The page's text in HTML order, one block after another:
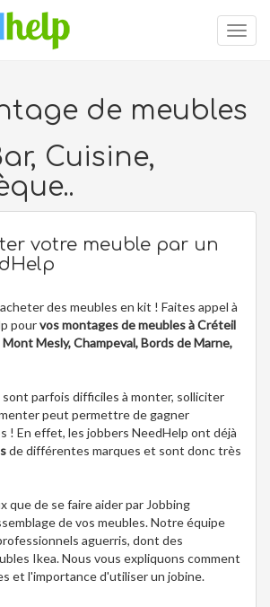
de meubles
Cuisine,
votre meuble par un
des meubles en kit ! Faites appel à
pourvos montages de meubles à Créteil
Mesly, Champeval, Bords de Marne,
parfois difficiles à monter, solliciter
peut permettre de gagner
! En effet, les jobbers NeedHelp ont déjà
de différentes marques et sont donc très
que de se faire aider par Jobbing
de vos meubles. Notre équipe
aguerris, dont des
Ikea. Nous vous expliquons comment
et l'importance d'utiliser un jobine.